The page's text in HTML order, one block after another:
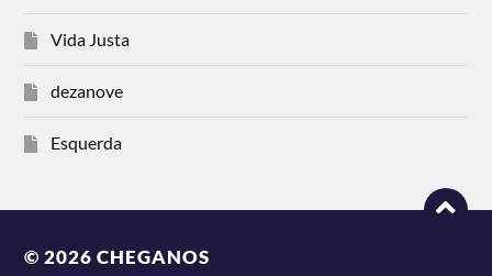
Vida Justa
dezanove
Esquerda
© 2026CHEGANOS